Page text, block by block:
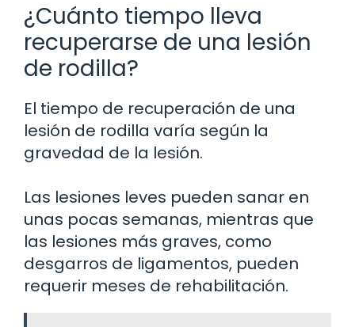
¿Cuánto tiempo lleva
recuperarse de una lesión
de rodilla?
El tiempo de recuperación de una
lesión de rodilla varía según la
gravedad de la lesión.
Las lesiones leves pueden sanar en
unas pocas semanas, mientras que
las lesiones más graves, como
desgarros de ligamentos, pueden
requerir meses de rehabilitación.